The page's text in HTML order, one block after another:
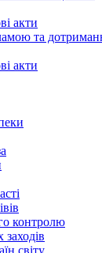
акти
та
акти
контролю
світу